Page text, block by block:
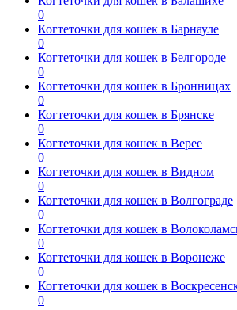
0
Когтеточки для кошек в Барнауле
0
Когтеточки для кошек в Белгороде
0
Когтеточки для кошек в Бронницах
0
Когтеточки для кошек в Брянске
0
Когтеточки для кошек в Верее
0
Когтеточки для кошек в Видном
0
Когтеточки для кошек в Волгограде
0
Когтеточки для кошек в
0
Когтеточки для кошек в Воронеже
0
Когтеточки для кошек в
0